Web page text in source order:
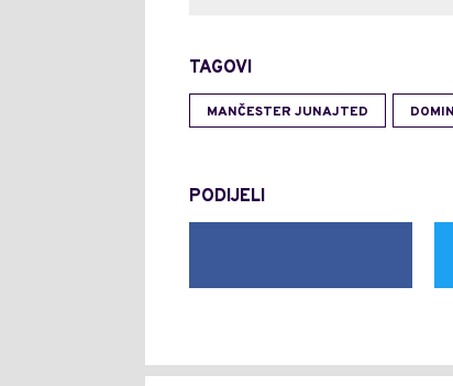
TAGOVI
MANČESTER JUNAJTED
PODIJELI